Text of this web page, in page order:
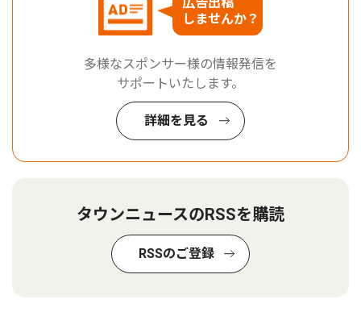
しませんか？
多様なスポンサー様の情報発信を
サポートいたします。
詳細を見る
タウンニュースのRSSを購読
RSSのご登録